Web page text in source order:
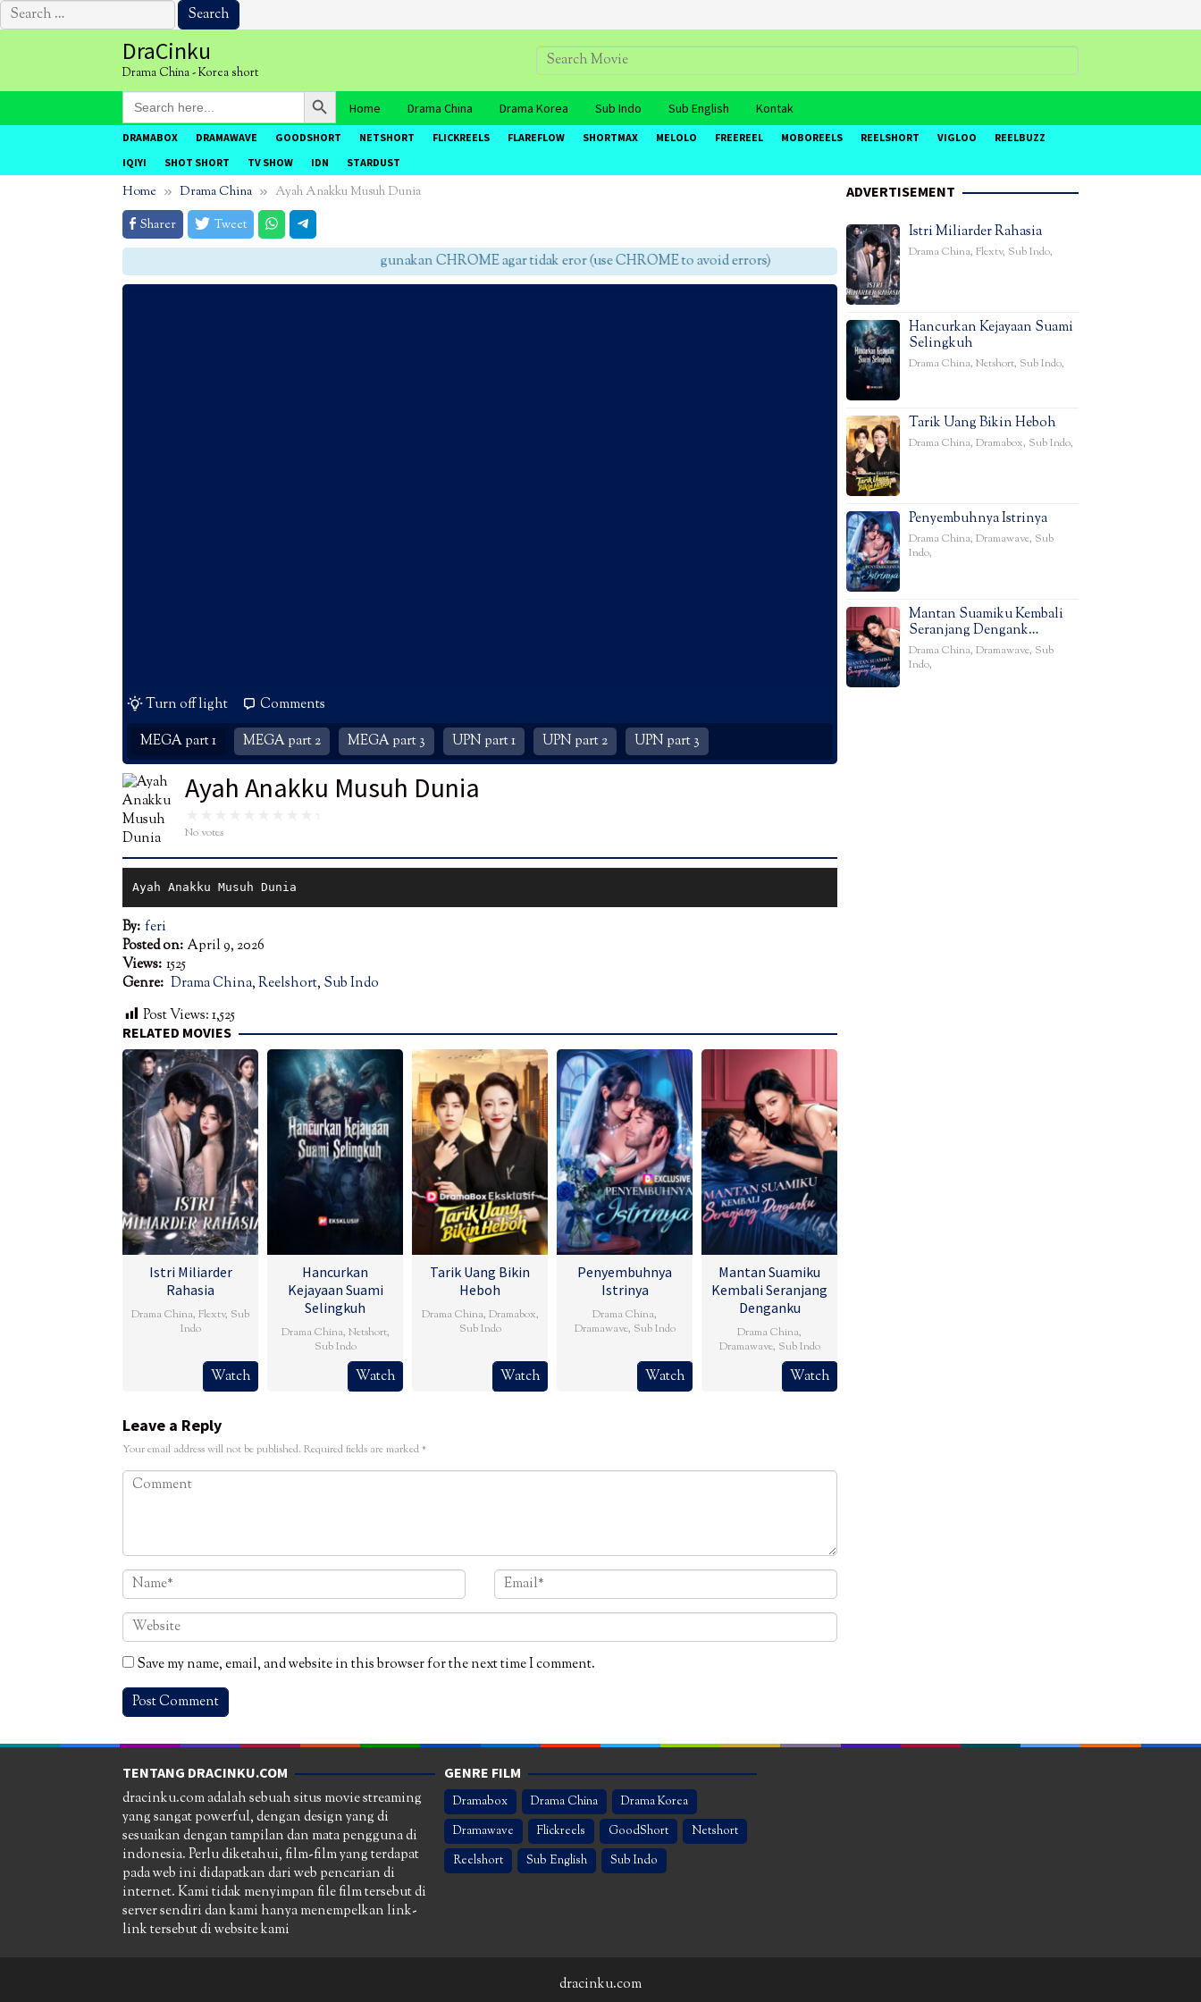
Search
for:
DraCinku
Drama China - Korea short
Search
for:
Search Button
Home Drama China Drama Korea Sub Indo Sub English Kontak
DRAMABOX DRAMAWAVE GOODSHORT NETSHORT FLICKREELS FLAREFLOW SHORTMAX MELOLO FREEREEL MOBOREELS REELSHORT VIGLOO
REELBUZZ
IQIYI
SHOT SHORT TV SHOW IDN STARDUST
Home Drama China
Ayah Anakku Musuh Dunia
Sharer
Tweet
gunakan CHROME agar tidak eror (use CHROME to avoid errors)
Turn off light
Comments
MEGA part 1
MEGA part 2 MEGA part 3 UPN part 1 UPN part 2 UPN part 3
Ayah Anakku Musuh Dunia
No votes
Ayah Anakku Musuh Dunia
By: feri
Posted on: April 9, 2026
Views: 1525
Genre: Drama China,Reelshort, Sub Indo
Post Views:1,525
RELATED MOVIES
Istri Miliarder
Rahasia
Drama China, Flextv, Sub
Indo
Watch
Hancurkan
Kejayaan Suami
Selingkuh
Drama China, Netshort,
Sub Indo
Watch
Tarik Uang Bikin
Heboh
Drama China, Dramabox,
Sub Indo
Watch
Penyembuhnya
Istrinya
Drama China,
Dramawave, Sub Indo
Watch
Mantan Suamiku
Kembali Seranjang
Denganku
Drama China,
Dramawave, Sub Indo
Watch
Leave a Reply
Your email address will not be published. Required fields are marked*
Save my name, email, and website in this browser for the next time I comment.
ADVERTISEMENT
Istri Miliarder Rahasia
Drama China, Flextv, Sub Indo,
Hancurkan Kejayaan Suami
Selingkuh
Drama China, Netshort, Sub Indo,
Tarik Uang Bikin Heboh
Drama China, Dramabox, Sub Indo,
Penyembuhnya Istrinya
Drama China, Dramawave, Sub
Indo,
Mantan Suamiku Kembali
Seranjang Dengank…
Drama China, Dramawave, Sub
Indo,
TENTANG DRACINKU.COM
dracinku.com adalah sebuah situs movie streaming
yang sangat powerful, dengan design yang di
sesuaikan dengan tampilan dan mata pengguna di
indonesia. Perlu diketahui, film-film yang terdapat
pada web ini didapatkan dari web pencarian di
internet. Kami tidak menyimpan file film tersebut di
server sendiri dan kami hanya menempelkan link-
link tersebut di website kami
GENRE FILM
Dramabox Drama China
Drama Korea
Dramawave
Flickreels GoodShort
Netshort
Reelshort
Sub English Sub Indo
dracinku.com